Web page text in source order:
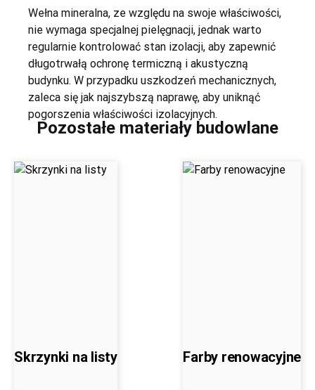
Wełna mineralna, ze względu na swoje właściwości,
nie wymaga specjalnej pielęgnacji, jednak warto
regularnie kontrolować stan izolacji, aby zapewnić
długotrwałą ochronę termiczną i akustyczną
budynku. W przypadku uszkodzeń mechanicznych,
zaleca się jak najszybszą naprawę, aby uniknąć
pogorszenia właściwości izolacyjnych.
Pozostałe materiały budowlane
Skrzynki na listy Farby renowacyjne